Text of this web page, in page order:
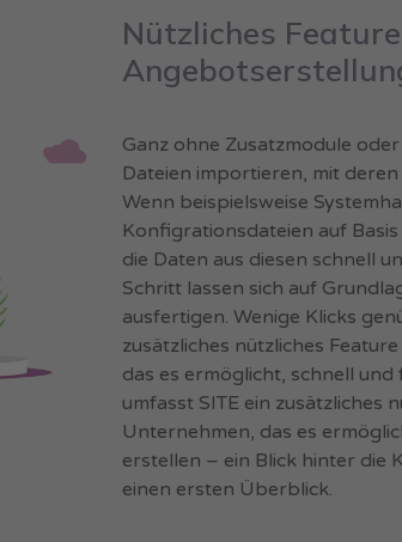
Nützliches
Ganz ohne Zusatzmodule
Dateien importieren, mit
Wenn beispielsweise
Konfigrationsdateien auf
die Daten aus diesen schnell
Schritt lassen sich auf
ausfertigen. Wenige Klicks
zusätzliches nützliches
das es ermöglicht, schnell
umfasst SITE ein zusätzliches
Unternehmen, das es
erstellen – ein Blick hinter die
einen ersten Überblick.